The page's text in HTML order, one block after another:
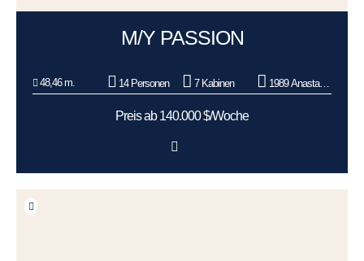
M/Y PASSION
48,46 m. 14 Personen 7 Kabinen 1989 Anastassiades & Tsortanides
Preis ab 140.000 $/Woche